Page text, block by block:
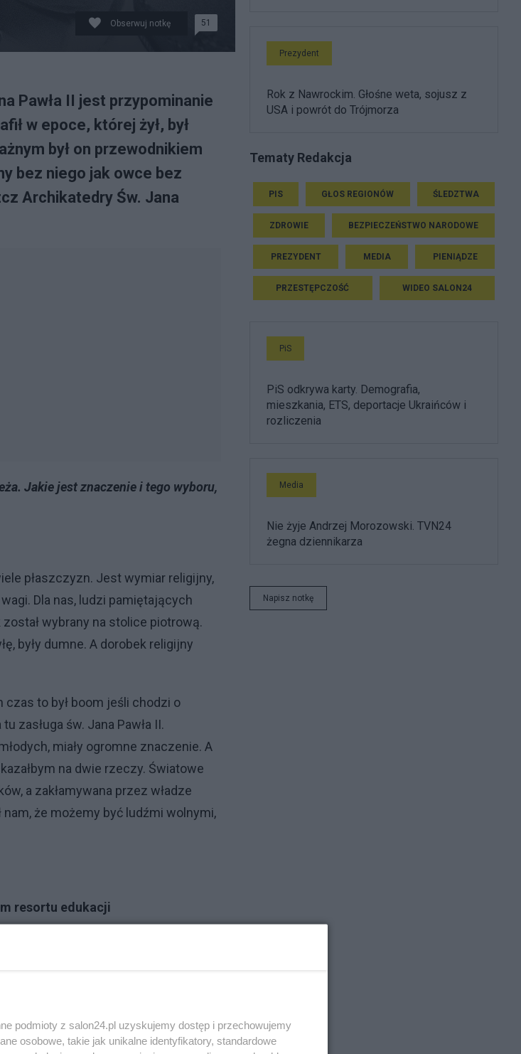
Obserwuj notkę 51
Pawła II jest przypominanie
w epoce, której żył, był
był on przewodnikiem
bez niego jak owce bez
Archikatedry Św. Jana
Jakie jest znaczenie i tego wyboru,
płaszczyzn. Jest wymiar religijny,
Dla nas, ludzi pamiętających
został wybrany na stolice piotrową.
były dumne. A dorobek religijny
czas to był boom jeśli chodzi o
zasługa św. Jana Pawła II.
miały ogromne znaczenie. A
na dwie rzeczy. Światowe
a zakłamywana przez władze
że możemy być ludźmi wolnymi,
resortu edukacji
ten element wyboru św. Jana
komunizm będzie trwać, że system
Prezydent
Rok z Nawrockim. Głośne weta, sojusz z
USA i powrót do Trójmorza
Tematy Redakcja
PIS GŁOS REGIONÓW ŚLEDZTWA
ZDROWIE BEZPIECZEŃSTWO NARODOWE
PREZYDENT MEDIA PIENIĄDZE
PRZESTĘPCZOŚĆ WIDEO SALON24
PiS
PiS odkrywa karty. Demografia,
mieszkania, ETS, deportacje Ukraińców i
rozliczenia
Media
Nie żyje Andrzej Morozowski. TVN24
żegna dziennikarza
Napisz notkę
podmioty z salon24.pl uzyskujemy dostęp i przechowujemy
osobowe, takie jak unikalne identyfikatory, standardowe